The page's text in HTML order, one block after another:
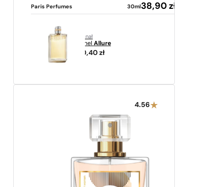
Paris Perfumes 30ml38,90 zł
oryginał
Chanel Allure
890,40 zł
4.56